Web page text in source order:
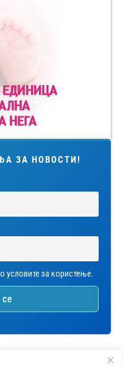
ЗА НОВОСТИ!
условите за користење.